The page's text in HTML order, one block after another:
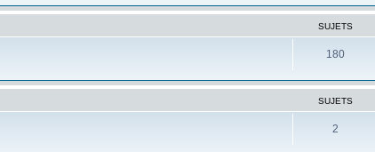
SUJETS
180
SUJETS
2